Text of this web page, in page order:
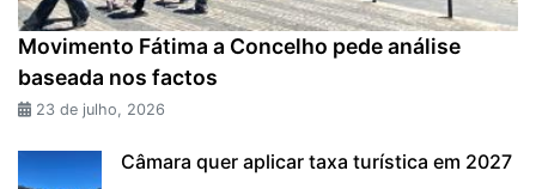
Movimento Fátima a Concelho pede análise
baseada nos factos
23 de julho, 2026
Câmara quer aplicar taxa turística em 2027